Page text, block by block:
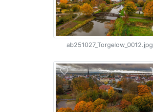
ab251027_Torgelow_0012.jpg